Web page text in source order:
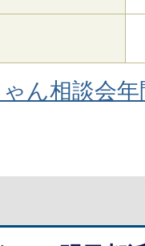
ん相談会